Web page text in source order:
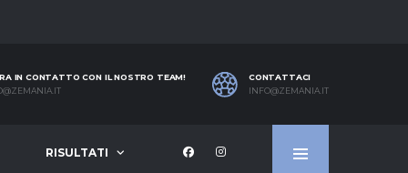
IN CONTATTO CON IL NOSTRO TEAM!
CONTATTACI
INFO@ZEMANIA.IT
RISULTATI